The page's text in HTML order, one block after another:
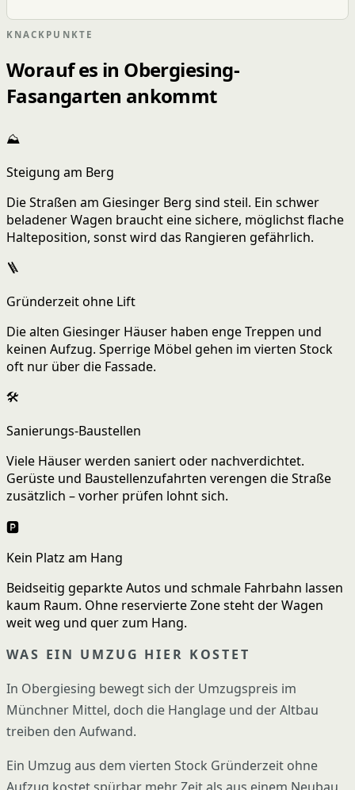
KNACKPUNKTE
Worauf es in Obergiesing-
Fasangarten ankommt
⛰️
Steigung am Berg
Die Straßen am Giesinger Berg sind steil. Ein schwer
beladener Wagen braucht eine sichere, möglichst flache
Halteposition, sonst wird das Rangieren gefährlich.
🪜
Gründerzeit ohne Lift
Die alten Giesinger Häuser haben enge Treppen und
keinen Aufzug. Sperrige Möbel gehen im vierten Stock
oft nur über die Fassade.
🛠️
Sanierungs-Baustellen
Viele Häuser werden saniert oder nachverdichtet.
Gerüste und Baustellenzufahrten verengen die Straße
zusätzlich – vorher prüfen lohnt sich.
🅿️
Kein Platz am Hang
Beidseitig geparkte Autos und schmale Fahrbahn lassen
kaum Raum. Ohne reservierte Zone steht der Wagen
weit weg und quer zum Hang.
WAS EIN UMZUG HIER KOSTET
In Obergiesing bewegt sich der Umzugspreis im
Münchner Mittel, doch die Hanglage und der Altbau
treiben den Aufwand.
Ein Umzug aus dem vierten Stock Gründerzeit ohne